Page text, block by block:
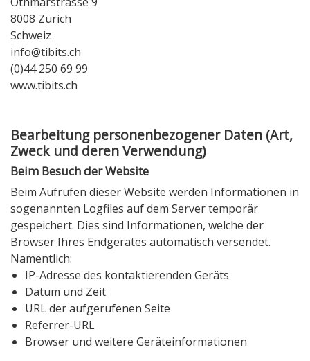
8008 Zürich
Schweiz
info@tibits.ch
(0)44 250 69 99
www.tibits.ch
Bearbeitung personenbezogener Daten (Art,
Zweck und deren Verwendung)
Beim Besuch der Website
Beim Aufrufen dieser Website werden Informationen in
sogenannten Logfiles auf dem Server temporär
gespeichert. Dies sind Informationen, welche der
Browser Ihres Endgerätes automatisch versendet.
Namentlich:
IP-Adresse des kontaktierenden Geräts
Datum und Zeit
URL der aufgerufenen Seite
Referrer-URL
Browser und weitere Geräteinformationen